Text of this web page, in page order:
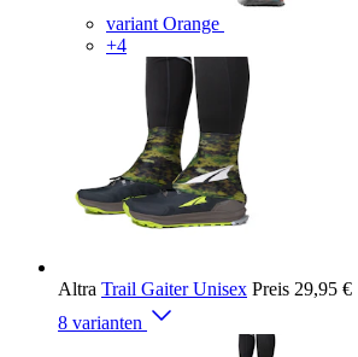
variant Orange
+4
Altra Trail Gaiter Unisex Preis 29,95 €
8 varianten